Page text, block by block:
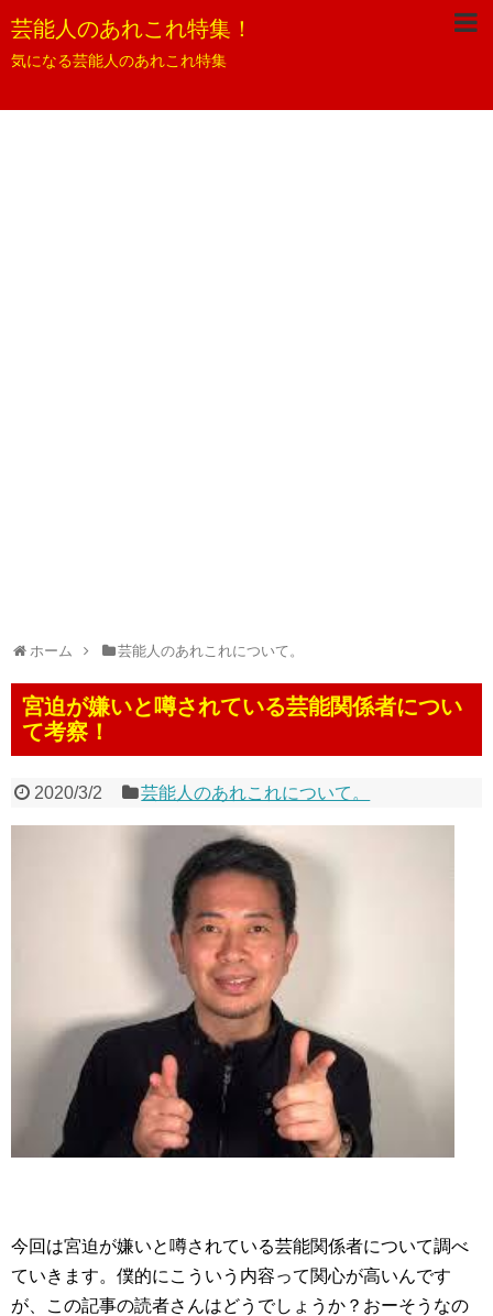
芸能人のあれこれ特集！
気になる芸能人のあれこれ特集
ホーム 芸能人のあれこれについて。
宮迫が嫌いと噂されている芸能関係者につい
て考察！
2020/3/2 芸能人のあれこれについて。
今回は宮迫が嫌いと噂されている芸能関係者について調べ
ていきます。僕的にこういう内容って関心が高いんです
が、この記事の読者さんはどうでしょうか？おーそうなの